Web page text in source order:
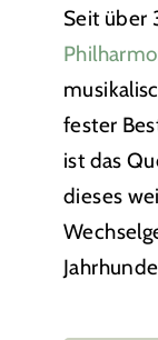
Seit über
fester
ist das
dieses